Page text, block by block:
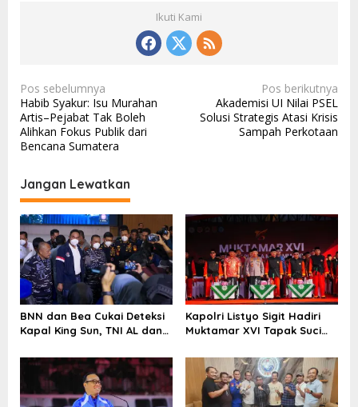
Ikuti Kami
N
a
v
i
g
a
s
i
p
o
s
Pos sebelumnya
Habib Syakur: Isu Murahan
Artis–Pejabat Tak Boleh
Alihkan Fokus Publik dari
Bencana Sumatera
Pos berikutnya
Akademisi UI Nilai PSEL
Solusi Strategis Atasi Krisis
Sampah Perkotaan
Jangan Lewatkan
BNN dan Bea Cukai Deteksi
Kapal King Sun, TNI AL dan
Ketamine
Kapolri Listyo Sigit Hadiri
Muktamar XVI Tapak Suci